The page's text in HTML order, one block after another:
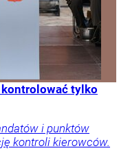
kontrolować tylko
i punktów
kontroli kierowców.